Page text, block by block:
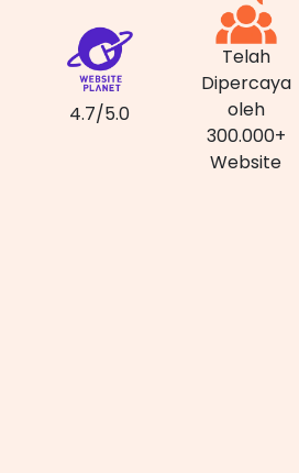
4.7/5.0
Telah
Dipercaya
oleh
300.000+
Website